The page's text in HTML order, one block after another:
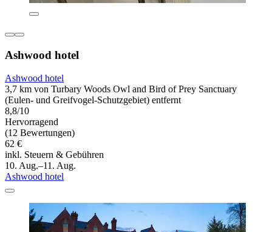
Ashwood hotel
Ashwood hotel
3,7 km von Turbary Woods Owl and Bird of Prey Sanctuary
(Eulen- und Greifvogel-Schutzgebiet) entfernt
8,8/10
Hervorragend
(12 Bewertungen)
62 €
inkl. Steuern & Gebühren
10. Aug.–11. Aug.
Ashwood hotel